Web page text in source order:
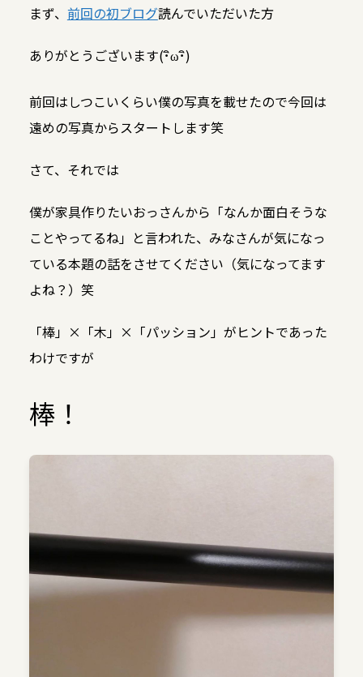
まず、 前回の初ブログ読んでいただいた方
ありがとうございます(･ิω･ิ)
前回はしつこいくらい僕の写真を載せたので今回は
遠めの写真からスタートします笑
さて、それでは
僕が家具作りたいおっさんから「なんか面白そうな
ことやってるね」と言われた、みなさんが気になっ
ている本題の話をさせてください（気になってます
よね？）笑
「棒」×「木」×「パッション」がヒントであった
わけですが
棒！